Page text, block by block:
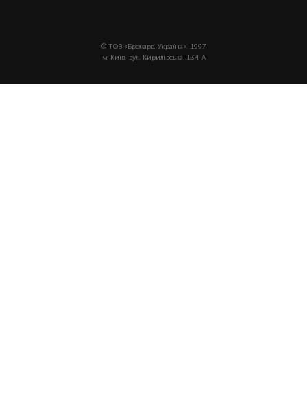
© ТОВ «Брокард-Україна», 1997
м. Київ, вул. Кирилівська, 134-А